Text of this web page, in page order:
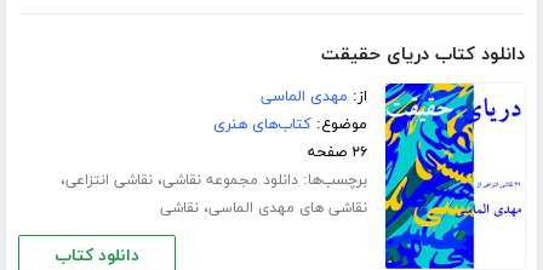
دانلود کتاب دریای حقیقت
از: مهدی الماسی
موضوع:کتاب‌های هنری
۲۶ صفحه
برچسب‌ها:دانلود مجموعه نقاشی،نقاشی انتزاعی،
نقاشی های مهدی الماسی،نقاشی
دانلود کتاب